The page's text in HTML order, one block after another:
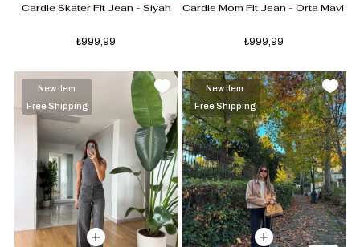
Cardie Skater Fit Jean - Siyah
₺999,99
Cardie Mom Fit Jean - Orta Mavi
₺999,99
New Item
Free Shipping
New Item
Free Shipping